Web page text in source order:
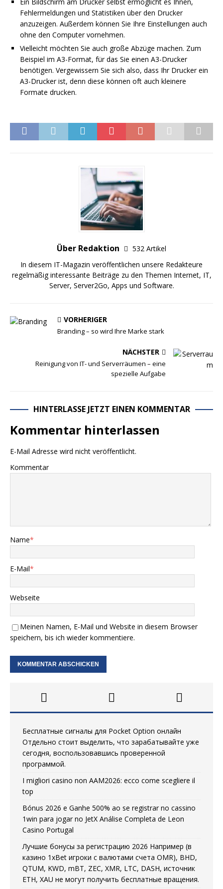
Fehlermeldungen und Statistiken über den Drucker
anzuzeigen. Außerdem können Sie Ihre Einstellungen auch
ohne den Computer vornehmen.
Vielleicht möchten Sie auch große Abzüge machen. Zum
Beispiel im A3-Format, für das Sie einen A3-Drucker
benötigen. Vergewissern Sie sich also, dass Ihr Drucker ein
A3-Drucker ist, denn diese können oft auch kleinere
Formate drucken.
Über Redaktion
532 Artikel
In diesem IT-Magazin veröffentlichen unsere Redakteure
regelmäßig interessante Beiträge zu den Themen Internet, IT,
Server, Server2Go, Apps und Software.
VORHERIGER
Branding – so wird Ihre Marke stark
NÄCHSTER
Reinigung von IT- und Serverräumen – eine
spezielle Aufgabe
HINTERLASSE JETZT EINEN KOMMENTAR
Kommentar hinterlassen
E-Mail Adresse wird nicht veröffentlicht.
Kommentar
Name*
E-Mail*
Webseite
Meinen Namen, E-Mail und Website in diesem Browser
speichern, bis ich wieder kommentiere.
Бесплатные сигналы для Pocket Option онлайн
Отдельно стоит выделить, что зарабатывайте уже
сегодня, воспользовавшись проверенной
программой.
I migliori casino non AAM2026: ecco come scegliere il
top
Bónus 2026 e Ganhe 500% ao se registrar no cassino
1win para jogar no JetX Análise Completa de Leon
Casino Portugal
Лучшие бонусы за регистрацию 2026 Например (в
казино 1xBet игроки с валютами счета OMR), BHD,
QTUM, KWD, mBT, ZEC, XMR, LTC, DASH, источник
ETH, XAU не могут получить бесплатные вращения.